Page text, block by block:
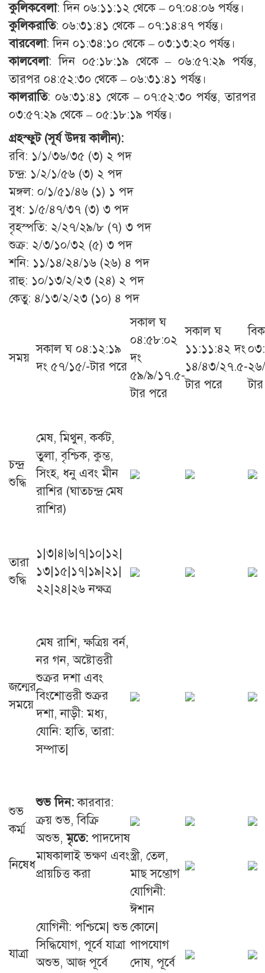
কুলিকবেলা: দিন ০৬:১১:১২ থেকে – ০৭:০৪:০৬ পর্যন্ত।
কুলিকরাতি: ০৬:৩১:৪১ থেকে – ০৭:১৪:৪৭ পর্যন্ত।
বারবেলা: দিন ০১:৩৪:১০ থেকে – ০৩:১৩:২০ পর্যন্ত।
কালবেলা: দিন ০৫:১৮:১৯ থেকে – ০৬:৫৭:২৯ পর্যন্ত,
তারপর ০৪:৫২:৩০ থেকে – ০৬:৩১:৪১ পর্যন্ত।
কালরাতি: ০৬:৩১:৪১ থেকে – ০৭:৫২:৩০ পর্যন্ত, তারপর
০৩:৫৭:২৯ থেকে – ০৫:১৮:১৯ পর্যন্ত।
গ্রহস্ফুট (সূর্য উদয় কালীন):
রবি: ১/১/৩৬/৩৫ (৩) ২ পদ
চন্দ্র: ১/২/১/৫৬ (৩) ২ পদ
মঙ্গল: ০/১/৫১/৪৬ (১) ১ পদ
বুধ: ১/৫/৪৭/৩৭ (৩) ৩ পদ
বৃহস্পতি: ২/২৭/২৯/৮ (৭) ৩ পদ
শুক্র: ২/৩/১০/৩২ (৫) ৩ পদ
শনি: ১১/১৪/২৪/১৬ (২৬) ৪ পদ
রাহু: ১০/১৩/২/২৩ (২৪) ২ পদ
কেতু: ৪/১৩/২/২৩ (১০) ৪ পদ
সময়
সকাল ঘ ০৪:১২:১৯
দং ৫৭/১৫/-টার পরে
সকাল ঘ
০৪:৫৮:০২
দং
৫৯/৯/১৭.৫-
টার পরে
সকাল ঘ
১১:১১:৪২ দং
১৪/৪৩/২৭.৫-
টার পরে
চন্দ্র
শুদ্ধি
মেষ, মিথুন, কর্কট,
তুলা, বৃশ্চিক, কুম্ভ,
সিংহ, ধনু এবং মীন
রাশির (ঘাতচন্দ্র মেষ
রাশির)
তারা
শুদ্ধি
১|৩|৪|৬|৭|১০|১২|
১৩|১৫|১৭|১৯|২১|
২২|২৪|২৬ নক্ষত্র
জন্মের
সময়ে
মেষ রাশি, ক্ষত্রিয় বর্ন,
নর গন, অষ্টোত্তরী
শুক্রর দশা এবং
বিংশোত্তরী শুক্রর
দশা, নাড়ী: মধ্য,
যোনি: হাতি, তারা:
সম্পাত|
শুভ
কর্ম্ম
শুভ দিন:কারবার:
ক্রয় শুভ, বিক্রি
অশুভ,মৃতে: পাদদোষ
নিষেধ
মাষকালাই ভক্ষণ এবং
প্রায়চিত্ত করা
স্ত্রী, তেল,
মাছ সম্ভোগ
যাত্রা
যোগিনী: পশ্চিমে| শুভ
সিদ্ধিযোগ, পূর্বে যাত্রা
অশুভ, আজ পূর্বে
যোগিনী:
ঈশান
কোনে|
পাপযোগ
দোষ, পূর্বে